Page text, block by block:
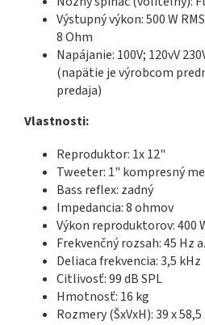
Výstupný výkon: 500 W
8 Ohm
Napájanie: 100V; 120vV
(napätie je výrobcom
predaja)
Vlastnosti:
Reproduktor: 1x 12"
Tweeter: 1" kompresný
Bass reflex: zadný
Impedancia: 8 ohmov
Výkon reproduktorov: 400
Frekvenčný rozsah: 45 Hz
Deliaca frekvencia: 3,5 kHz
Citlivosť: 99 dB SPL
Hmotnosť: 16 kg
Rozmery (ŠxVxH): 39 x